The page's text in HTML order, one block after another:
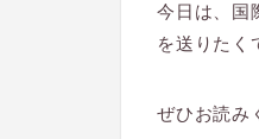
今日は、国
を送りたく
ぜひお読み